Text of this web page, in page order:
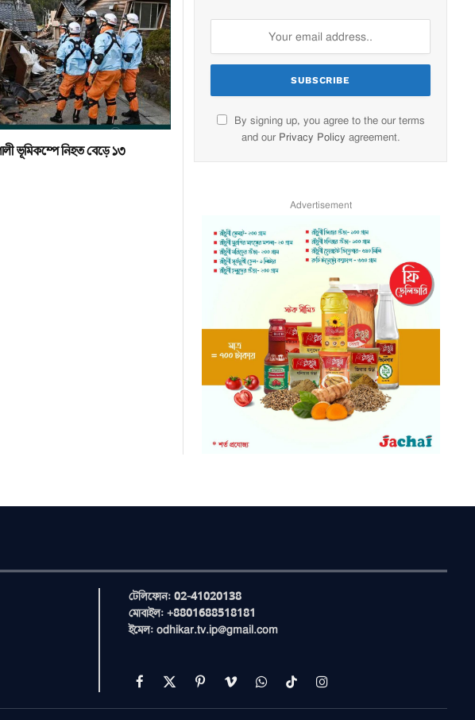
ভূমিকম্পে নিহত বেড়ে ১৩
By signing up, you agree to the our terms
and our Privacy Policy agreement.
Advertisement
টেলিফোন: 02-41020138
মোবাইল: +8801688518181
ইমেল: odhikar.tv.ip@gmail.com
Facebook
X
(Twitter)
PinterestVimeoWhatsAppTikTokInstagram